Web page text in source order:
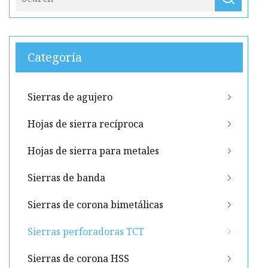
Categoría
Sierras de agujero
Hojas de sierra recíproca
Hojas de sierra para metales
Sierras de banda
Sierras de corona bimetálicas
Sierras perforadoras TCT
Sierras de corona HSS